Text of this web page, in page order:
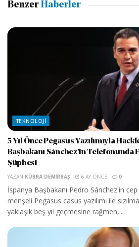
Benzer Haberler
TEKNOLOJI
5 Yıl Önce Pegasus Yazılımıyla
Başbakanı Sánchez’in Telefonunda
Şüphesi
YAZAN KÜBRA DEMIRBAŞ 6 AY ÖNCE 0
İspanya Başbakanı Pedro Sánchez'in
menşeli Pegasus casus yazılımı ile
yaklaşık beş yıl geçmesine rağmen,...